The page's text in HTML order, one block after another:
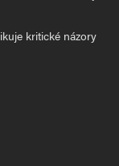
kritické názory